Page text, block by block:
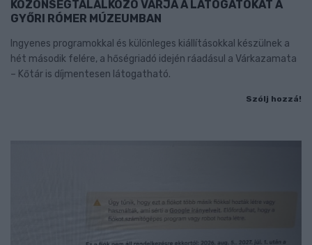
KÖZÖNSÉGTALÁLKOZÓ VÁRJA A LÁTOGATÓKAT A
GYŐRI RÓMER MÚZEUMBAN
Ingyenes programokkal és különleges kiállításokkal készülnek a
hét második felére, a hőségriadó idején ráadásul a Várkazamata
– Kőtár is díjmentesen látogatható.
Szólj hozzá!